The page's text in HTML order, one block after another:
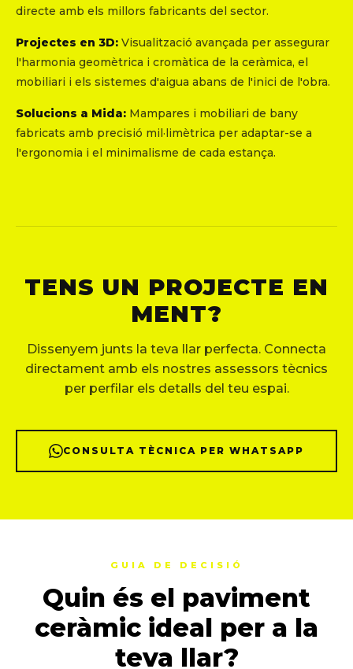
directe amb els millors fabricants del sector.
Projectes en 3D: Visualització avançada per assegurar
l'harmonia geomètrica i cromàtica de la ceràmica, el
mobiliari i els sistemes d'aigua abans de l'inici de l'obra.
Solucions a Mida: Mampares i mobiliari de bany
fabricats amb precisió mil·limètrica per adaptar-se a
l'ergonomia i el minimalisme de cada estança.
TENS UN PROJECTE EN
MENT?
Dissenyem junts la teva llar perfecta. Connecta
directament amb els nostres assessors tècnics
per perfilar els detalls del teu espai.
CONSULTA TÈCNICA PER WHATSAPP
GUIA DE DECISIÓ
Quin és el paviment
ceràmic ideal per a la
teva llar?